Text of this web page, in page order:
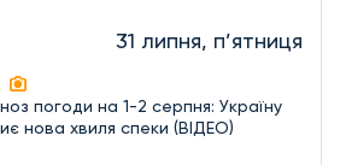
31 липня, п’ятниця
погоди на 1-2 серпня: Україну
нова хвиля спеки (ВІДЕО)